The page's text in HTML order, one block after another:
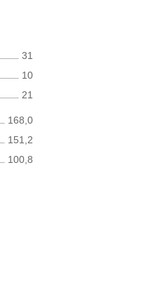
31
10
21
168,0
151,2
100,8